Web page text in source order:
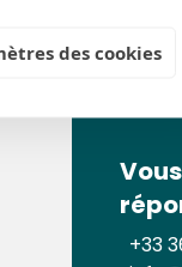
des cookies
+33